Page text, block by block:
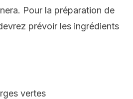
Pour la préparation de
prévoir les ingrédients
vertes